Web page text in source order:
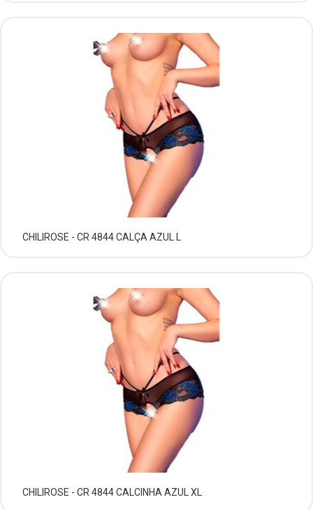
CHILIROSE - CR 4844 CALÇA AZUL L
CHILIROSE - CR 4844 CALCINHA AZUL XL